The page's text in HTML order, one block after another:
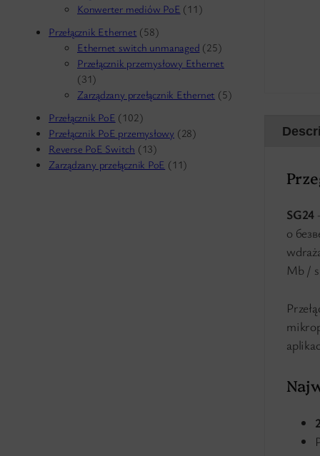
Konwerter mediów PoE (11)
Przełącznik Ethernet (58)
Ethernet switch unmanaged (25)
Przełącznik przemysłowy Ethernet
(31)
Zarządzany przełącznik Ethernet (5)
Przełącznik PoE (102)
Przełącznik PoE przemysłowy (28)
Reverse PoE Switch (13)
Zarządzany przełącznik PoE (11)
SG24
o
Mb /